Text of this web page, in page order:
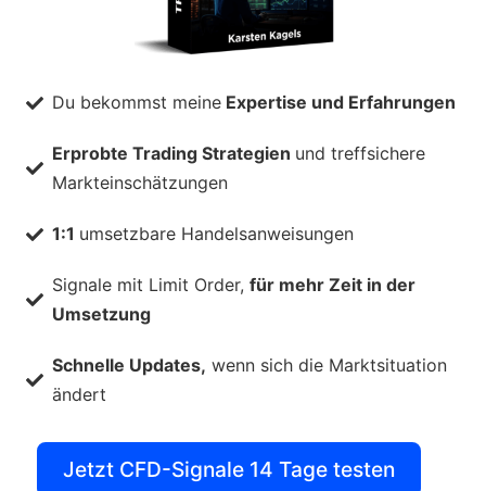
Du bekommst meine Expertise und Erfahrungen
Erprobte Trading Strategien und treffsichere
Markteinschätzungen
1:1 umsetzbare Handelsanweisungen
Signale mit Limit Order, für mehr Zeit in der
Umsetzung
Schnelle Updates, wenn sich die Marktsituation
ändert
Jetzt CFD-Signale 14 Tage testen